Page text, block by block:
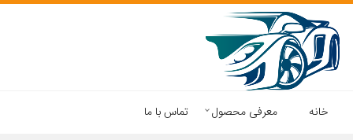
خانه معرفی محصول تماس با ما